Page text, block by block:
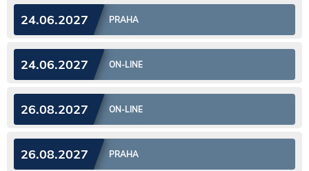
24.06.2027 PRAHA
24.06.2027 ON-LINE
26.08.2027 ON-LINE
26.08.2027 PRAHA